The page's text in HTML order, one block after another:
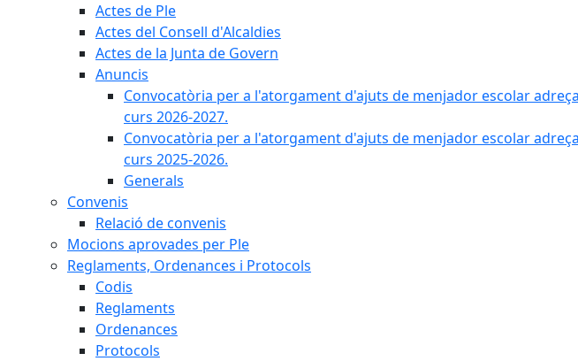
Actes de Ple
Actes del Consell d'Alcaldies
Actes de la Junta de Govern
Anuncis
Convocatòria per a l'atorgament d'ajuts de menjador escolar
curs 2026-2027.
Convocatòria per a l'atorgament d'ajuts de menjador escolar
curs 2025-2026.
Generals
Convenis
Relació de convenis
Mocions aprovades per Ple
Reglaments, Ordenances i Protocols
Codis
Reglaments
Ordenances
Protocols